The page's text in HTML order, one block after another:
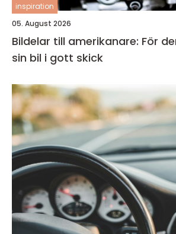
inspiration
05. August 2026
Bildelar till amerikanare: För
sin bil i gott skick